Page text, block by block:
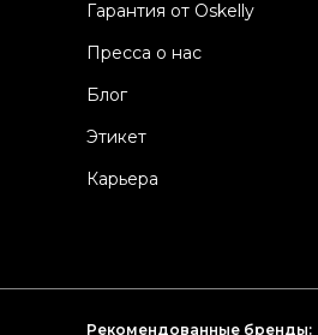
Гарантия от Oskelly
Пресса о нас
Блог
Этикет
Карьера
Рекомендованные бренды: